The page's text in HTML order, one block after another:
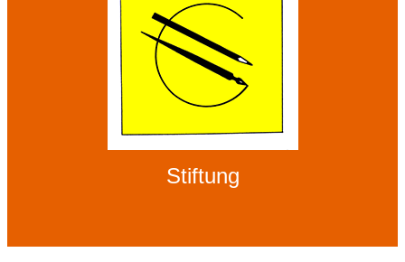
Stiftung